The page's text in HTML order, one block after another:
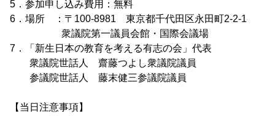
5．参加申し込み費用：無料
6．場所 ：〒100-8981 東京都千代田区永田町2-2-1
衆議院第一議員会館・国際会議場
7．「新生日本の教育を考える有志の会」代表
衆議院世話人 齋藤つよし衆議院議員
参議院世話人 藤末健三参議院議員
【当日注意事項】